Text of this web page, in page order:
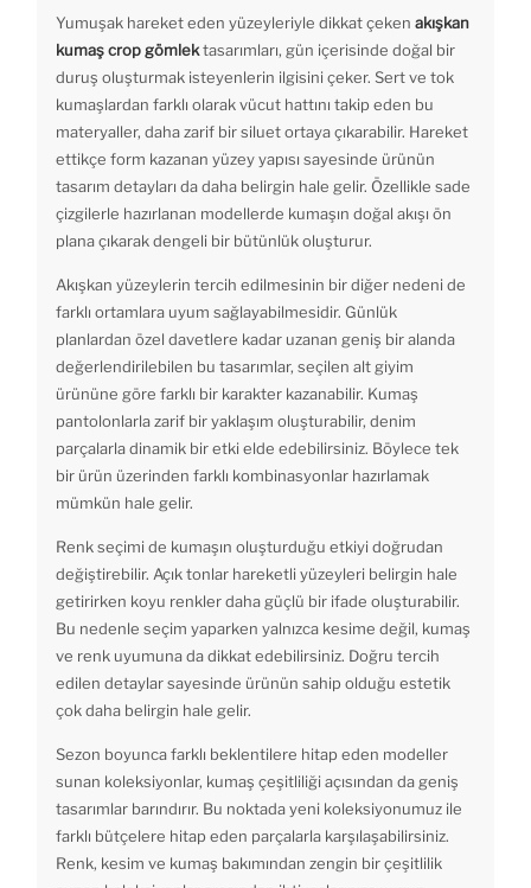
Yumuşak hareket eden yüzeyleriyle dikkat çeken akışkan
kumaş crop gömlektasarımları, gün içerisinde doğal bir
duruş oluşturmak isteyenlerin ilgisini çeker. Sert ve tok
kumaşlardan farklı olarak vücut hattını takip eden bu
materyaller, daha zarif bir siluet ortaya çıkarabilir. Hareket
ettikçe form kazanan yüzey yapısı sayesinde ürünün
tasarım detayları da daha belirgin hale gelir. Özellikle sade
çizgilerle hazırlanan modellerde kumaşın doğal akışı ön
plana çıkarak dengeli bir bütünlük oluşturur.
Akışkan yüzeylerin tercih edilmesinin bir diğer nedeni de
farklı ortamlara uyum sağlayabilmesidir. Günlük
planlardan özel davetlere kadar uzanan geniş bir alanda
değerlendirilebilen bu tasarımlar, seçilen alt giyim
ürününe göre farklı bir karakter kazanabilir. Kumaş
pantolonlarla zarif bir yaklaşım oluşturabilir, denim
parçalarla dinamik bir etki elde edebilirsiniz. Böylece tek
bir ürün üzerinden farklı kombinasyonlar hazırlamak
mümkün hale gelir.
Renk seçimi de kumaşın oluşturduğu etkiyi doğrudan
değiştirebilir. Açık tonlar hareketli yüzeyleri belirgin hale
getirirken koyu renkler daha güçlü bir ifade oluşturabilir.
Bu nedenle seçim yaparken yalnızca kesime değil, kumaş
ve renk uyumuna da dikkat edebilirsiniz. Doğru tercih
edilen detaylar sayesinde ürünün sahip olduğu estetik
çok daha belirgin hale gelir.
Sezon boyunca farklı beklentilere hitap eden modeller
sunan koleksiyonlar, kumaş çeşitliliği açısından da geniş
tasarımlar barındırır. Bu noktada yeni koleksiyonumuz ile
farklı bütçelere hitap eden parçalarla karşılaşabilirsiniz.
Renk, kesim ve kumaş bakımından zengin bir çeşitlilik